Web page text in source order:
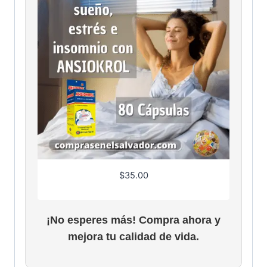
$35.00
¡No esperes más! Compra ahora y
mejora tu calidad de vida.